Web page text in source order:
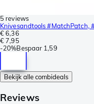
5 reviews
Knivesandtools #MatchPatch,
€ 6,36
€ 7,95
-20%Bespaar 1,59
Bekijk alle combideals
Reviews